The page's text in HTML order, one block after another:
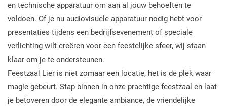
en technische apparatuur om aan al jouw behoeften te
voldoen. Of je nu audiovisuele apparatuur nodig hebt voor
presentaties tijdens een bedrijfsevenement of speciale
verlichting wilt creëren voor een feestelijke sfeer, wij staan
klaar om je te ondersteunen.
Feestzaal Lier is niet zomaar een locatie, het is de plek waar
magie gebeurt. Stap binnen in onze prachtige feestzaal en laat
je betoveren door de elegante ambiance, de vriendelijke